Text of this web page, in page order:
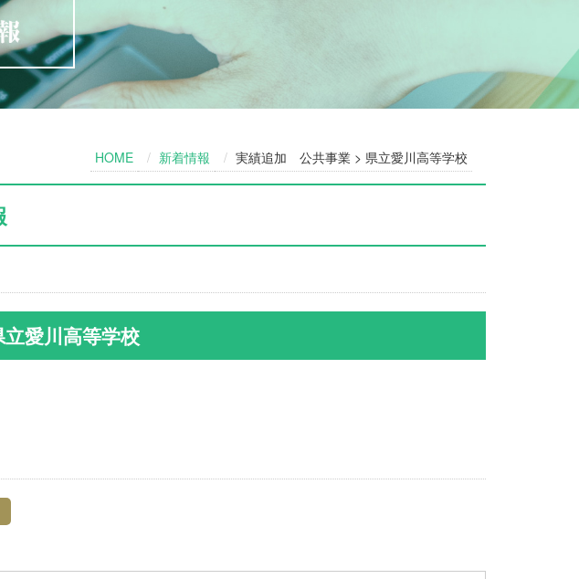
HOME 新着情報 実績追加 公共事業 > 県立愛川高等学校
愛川高等学校